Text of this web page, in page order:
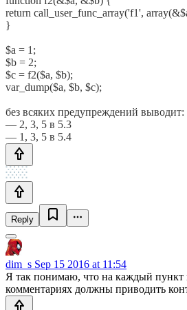
return call_user_func_array('f1',
}
$a = 1;
$b = 2;
$c = f2($a, $b);
var_dump($a, $b, $c);
без всяких предупреждений выводит:
— 2, 3, 5 в 5.3
— 1, 3, 5 в 5.4
Reply
dim_s Sep 15 2016 at 11:54
Я так понимаю, что на каждый пункт
комментариях должны приводить